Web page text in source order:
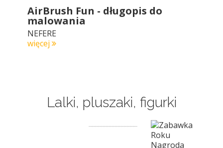
AirBrush Fun - długopis do
malowania
NEFERE
więcej
Lalki, pluszaki, figurki